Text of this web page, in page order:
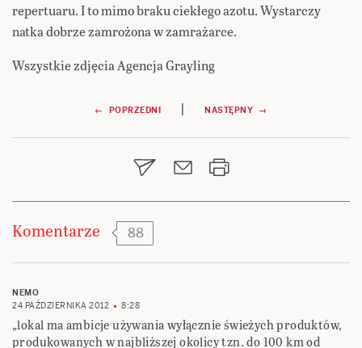
repertuaru. I to mimo braku ciekłego azotu. Wystarczy
natka dobrze zamrożona w zamrażarce.
Wszystkie zdjęcia Agencja Grayling
Nawigacja
wpisu
← POPRZEDNI | NASTĘPNY →
Komentarze 88
NEMO
24 PAŹDZIERNIKA 2012
8:28
„lokal ma ambicje używania wyłącznie świeżych produktów,
produkowanych w najbliższej okolicy tzn. do 100 km od